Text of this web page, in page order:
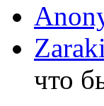
Zaraki
что